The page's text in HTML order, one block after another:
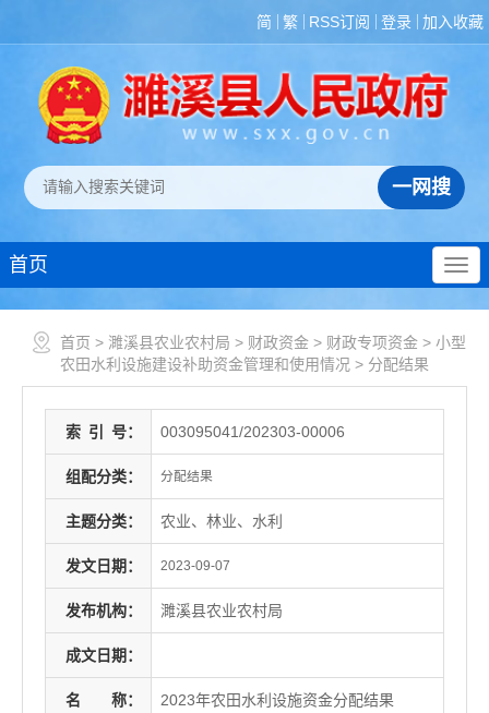
简 繁 RSS订阅 登录 加入收藏
首页
首页 > 濉溪县农业农村局 > 财政资金 > 财政专项资金 > 小型
农田水利设施建设补助资金管理和使用情况 > 分配结果
索 引 号： 003095041/202303-00006
组配分类： 分配结果
主题分类： 农业、林业、水利
发文日期： 2023-09-07
发布机构： 濉溪县农业农村局
成文日期：
名 称： 2023年农田水利设施资金分配结果